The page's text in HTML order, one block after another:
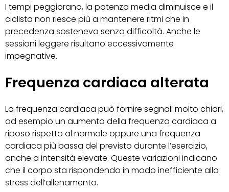
I tempi peggiorano, la potenza media diminuisce e il
ciclista non riesce più a mantenere ritmi che in
precedenza sosteneva senza difficoltà. Anche le
sessioni leggere risultano eccessivamente
impegnative.
Frequenza cardiaca alterata
La frequenza cardiaca può fornire segnali molto chiari,
ad esempio un aumento della frequenza cardiaca a
riposo rispetto al normale oppure una frequenza
cardiaca più bassa del previsto durante l’esercizio,
anche a intensità elevate. Queste variazioni indicano
che il corpo sta rispondendo in modo inefficiente allo
stress dell’allenamento.